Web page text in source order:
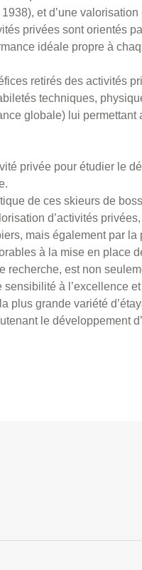
et d’une
privées sont orientés
idéale propre à
retirés des activités
techniques,
globale) lui
privée pour étudier le
de ces skieurs de
d’activités
mais également par
à la mise en place
recherche, est non
sensibilité à l’excellence
plus grande variété
le développement